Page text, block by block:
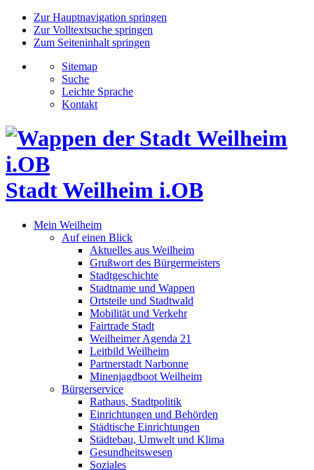
Zur Hauptnavigation springen
Zur Volltextsuche springen
Zum Seiteninhalt springen
Sitemap
Suche
Leichte Sprache
Kontakt
Stadt Weilheim i.OB
Mein Weilheim
Auf einen Blick
Aktuelles aus Weilheim
Grußwort des Bürgermeisters
Stadtgeschichte
Stadtname und Wappen
Ortsteile und Stadtwald
Mobilität und Verkehr
Fairtrade Stadt
Weilheimer Agenda 21
Leitbild Weilheim
Partnerstadt Narbonne
Minenjagdboot Weilheim
Bürgerservice
Rathaus, Stadtpolitik
Einrichtungen und Behörden
Städtische Einrichtungen
Städtebau, Umwelt und Klima
Gesundheitswesen
Soziales